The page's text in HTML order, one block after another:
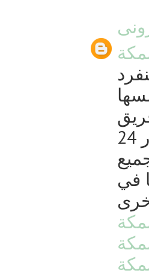
الدعم الفني بها الذي يعمل من أجل راحتكم على مدار 24
في